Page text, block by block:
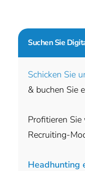
Suchen Sie
Schicken Sie
& buchen Sie
Profitieren
Recruiting-
Headhunting